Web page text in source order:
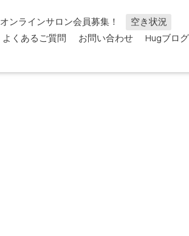
オンラインサロン会員募集！
空き状況
よくあるご質問 お問い合わせ
Hugブログ